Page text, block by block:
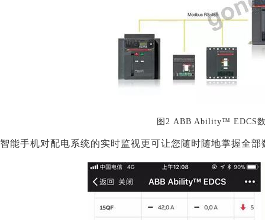
图 2 ABB Ability™ EDCS
智能手机对配电系统的实时监视更可让您随时随地掌握全